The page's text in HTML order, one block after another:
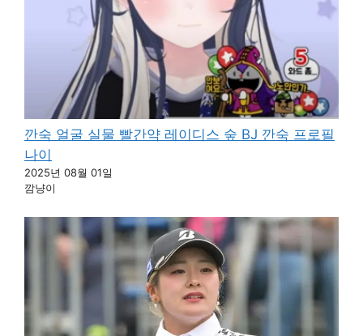
깐숙 얼굴 실물 빨간약 레이디스 숲 BJ 깐숙 프로필
나이
2025년 08월 01일
깜냥이